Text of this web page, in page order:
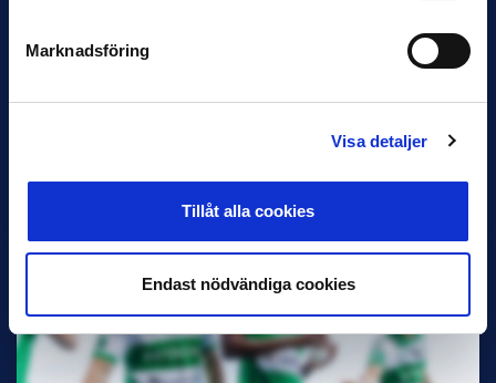
Marknadsföring
Visa detaljer
Tillåt alla cookies
Endast nödvändiga cookies
11 JUNI
och Superettan
Bosnien & Hercegovina Armin Gigovic — Helsingborgs IF